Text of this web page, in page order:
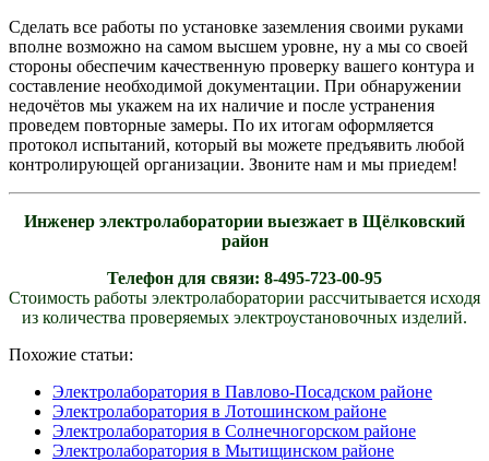
Сделать все работы по установке заземления своими руками
вполне возможно на самом высшем уровне, ну а мы со своей
стороны обеспечим качественную проверку вашего контура и
составление необходимой документации. При обнаружении
недочётов мы укажем на их наличие и после устранения
проведем повторные замеры. По их итогам оформляется
протокол испытаний, который вы можете предъявить любой
контролирующей организации. Звоните нам и мы приедем!
Инженер электролаборатории выезжает в Щёлковский
район
Телефон для связи: 8-495-723-00-95
Стоимость работы электролаборатории рассчитывается исходя
из количества проверяемых электроустановочных изделий.
Похожие статьи:
Электролаборатория в Павлово-Посадском районе
Электролаборатория в Лотошинском районе
Электролаборатория в Солнечногорском районе
Электролаборатория в Мытищинском районе